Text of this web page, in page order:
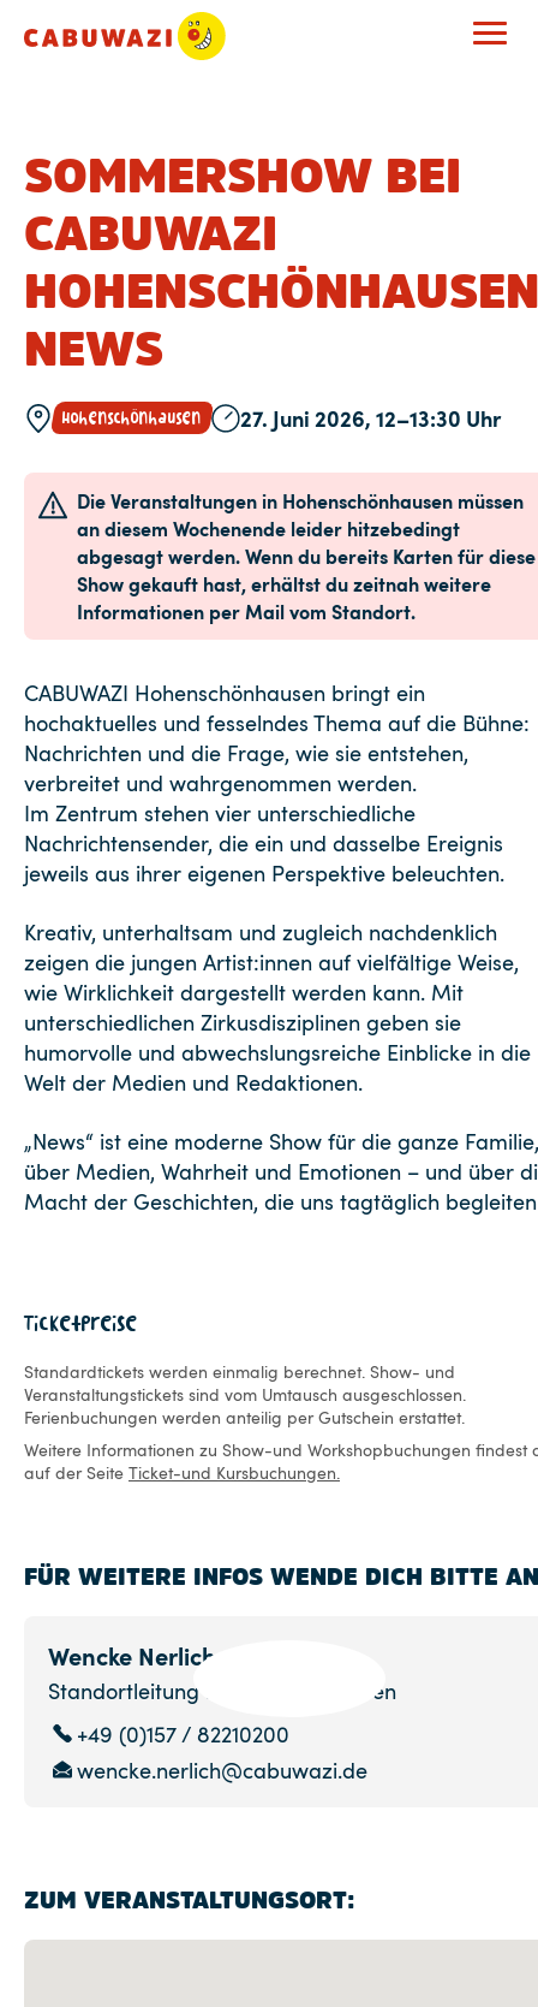
SOMMERSHOW BEI
CABUWAZI
NEWS
Hohenschönhausen 27. Juni 2026, 12–13:30 Uhr
Die Veranstaltungen in Hohenschönhausen müssen
an diesem Wochenende leider hitzebedingt
abgesagt werden. Wenn du bereits Karten für diese
Show gekauft hast, erhältst du zeitnah weitere
Informationen per Mail vom Standort.
CABUWAZI Hohenschönhausen bringt ein
hochaktuelles und fesselndes Thema auf die Bühne:
Nachrichten und die Frage, wie sie entstehen,
verbreitet und wahrgenommen werden.
Im Zentrum stehen vier unterschiedliche
Nachrichtensender, die ein und dasselbe Ereignis
jeweils aus ihrer eigenen Perspektive beleuchten.
Kreativ, unterhaltsam und zugleich nachdenklich
zeigen die jungen Artist:innen auf vielfältige Weise,
wie Wirklichkeit dargestellt werden kann. Mit
unterschiedlichen Zirkusdisziplinen geben sie
humorvolle und abwechslungsreiche Einblicke in die
Welt der Medien und Redaktionen.
„News“ ist eine moderne Show für die ganze Familie,
über Medien, Wahrheit und Emotionen – und über
Macht der Geschichten, die uns tagtäglich
FÜR WEITERE INFOS WENDE DICH BITTE
Wencke Nerlich
Standortleitung Hohenschönhausen
+49 (0)157 / 82210200
wencke.nerlich@cabuwazi.de
ZUM VERANSTALTUNGSORT:
Ticketpreise
Standardtickets werden einmalig berechnet. Show- und
Veranstaltungstickets sind vom Umtausch ausgeschlossen.
Ferienbuchungen werden anteilig per Gutschein erstattet.
Weitere Informationen zu Show-und Workshopbuchungen findest
auf der Seite Ticket-und Kursbuchungen.